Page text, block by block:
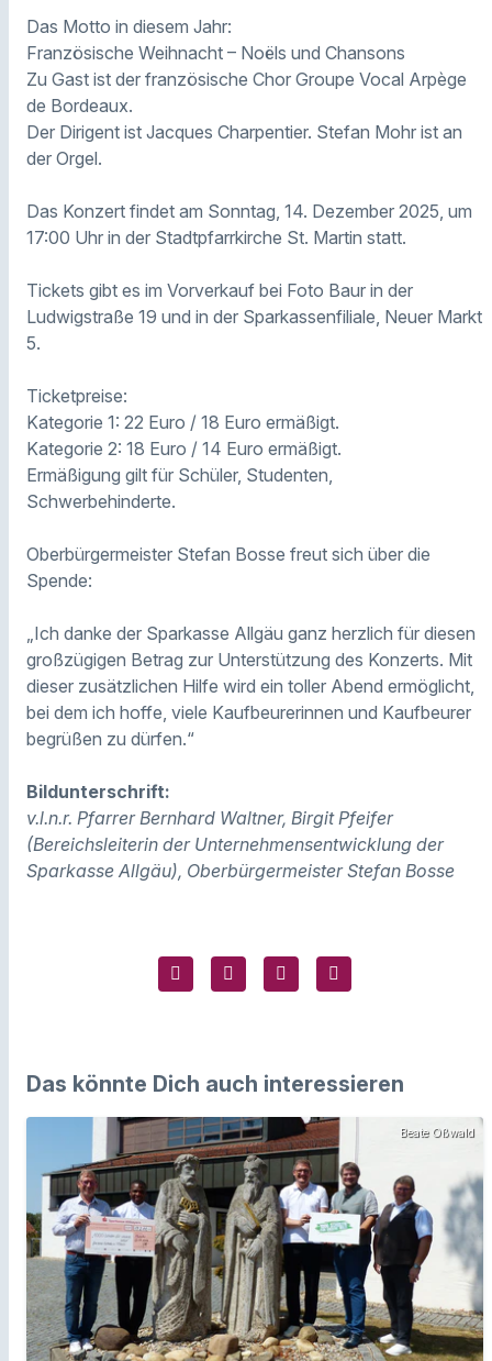
Das Motto in diesem Jahr:
Französische Weihnacht – Noëls und Chansons
Zu Gast ist der französische Chor Groupe Vocal Arpège
de Bordeaux.
Der Dirigent ist Jacques Charpentier. Stefan Mohr ist an
der Orgel.
Das Konzert findet am Sonntag, 14. Dezember 2025, um
17:00 Uhr in der Stadtpfarrkirche St. Martin statt.
Tickets gibt es im Vorverkauf bei Foto Baur in der
Ludwigstraße 19 und in der Sparkassenfiliale, Neuer Markt
5.
Ticketpreise:
Kategorie 1: 22 Euro / 18 Euro ermäßigt.
Kategorie 2: 18 Euro / 14 Euro ermäßigt.
Ermäßigung gilt für Schüler, Studenten,
Schwerbehinderte.
Oberbürgermeister Stefan Bosse freut sich über die
Spende:
„Ich danke der Sparkasse Allgäu ganz herzlich für diesen
großzügigen Betrag zur Unterstützung des Konzerts. Mit
dieser zusätzlichen Hilfe wird ein toller Abend ermöglicht,
bei dem ich hoffe, viele Kaufbeurerinnen und Kaufbeurer
begrüßen zu dürfen.“
Bildunterschrift:
v.l.n.r. Pfarrer Bernhard Waltner, Birgit Pfeifer
(Bereichsleiterin der Unternehmensentwicklung der
Sparkasse Allgäu), Oberbürgermeister Stefan Bosse
Das könnte Dich auch interessieren
Beate Oßwald